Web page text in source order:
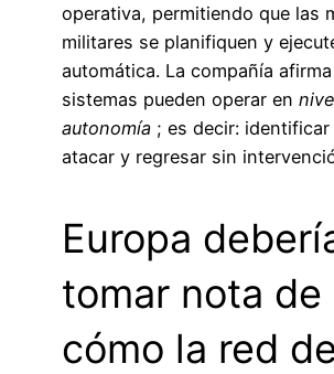
operativa, permitiendo que las
militares se planifiquen y
automática. La compañía
sistemas pueden operar en
autonomía ; es decir:
atacar y regresar sin
Europa
tomar nota de
cómo la red